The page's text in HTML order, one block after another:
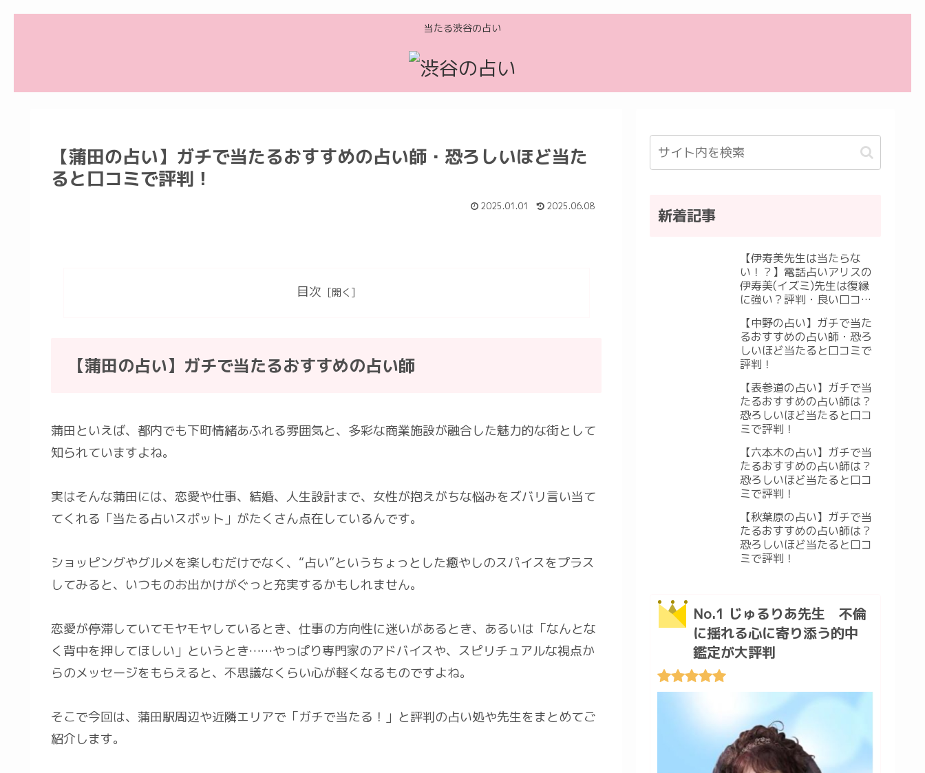
当たる渋谷の占い
【蒲田の占い】ガチで当たるおすすめの占い師・恐ろしいほど当た
ると口コミで評判！
2025.01.01 2025.06.08
目次
【蒲田の占い】ガチで当たるおすすめの占い師
蒲田といえば、都内でも下町情緒あふれる雰囲気と、多彩な商業施設が融合した魅力的な街として
知られていますよね。
実はそんな蒲田には、恋愛や仕事、結婚、人生設計まで、女性が抱えがちな悩みをズバリ言い当て
てくれる「当たる占いスポット」がたくさん点在しているんです。
ショッピングやグルメを楽しむだけでなく、“占い”というちょっとした癒やしのスパイスをプラス
してみると、いつものお出かけがぐっと充実するかもしれません。
恋愛が停滞していてモヤモヤしているとき、仕事の方向性に迷いがあるとき、あるいは「なんとな
く背中を押してほしい」というとき……やっぱり専門家のアドバイスや、スピリチュアルな視点か
らのメッセージをもらえると、不思議なくらい心が軽くなるものですよね。
そこで今回は、蒲田駅周辺や近隣エリアで「ガチで当たる！」と評判の占い処や先生をまとめてご
紹介します。
新着記事
【伊寿美先生は当たらな
い！？】電話占いアリスの
伊寿美(イズミ)先生は復縁
に強い？評判・良い口コ
【中野の占い】ガチで当た
るおすすめの占い師・恐ろ
しいほど当たると口コミで
評判！
【表参道の占い】ガチで当
たるおすすめの占い師は？
恐ろしいほど当たると口コ
ミで評判！
【六本木の占い】ガチで当
たるおすすめの占い師は？
恐ろしいほど当たると口コ
ミで評判！
【秋葉原の占い】ガチで当
たるおすすめの占い師は？
恐ろしいほど当たると口コ
ミで評判！
No.1 じゅるりあ先生 不倫
に揺れる心に寄り添う的中
鑑定が大評判